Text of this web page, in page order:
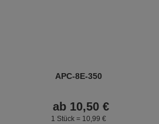
APC-8E-350
ab 10,50 €
1 Stück = 10,99 €